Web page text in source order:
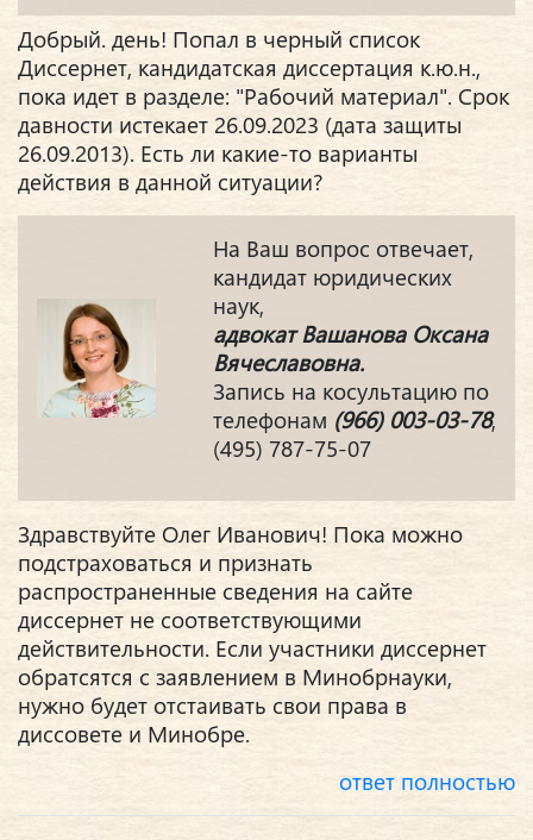
Добрый. день! Попал в черный список
Диссернет, кандидатская диссертация к.ю.н.,
пока идет в разделе: "Рабочий материал". Срок
давности истекает 26.09.2023 (дата защиты
26.09.2013). Есть ли какие-то варианты
действия в данной ситуации?
На Ваш вопрос отвечает,
кандидат юридических
наук,
адвокат Вашанова Оксана
Вячеславовна.
Запись на косультацию по
телефонам (966) 003-03-78,
(495) 787-75-07
Здравствуйте Олег Иванович! Пока можно
подстраховаться и признать
распространенные сведения на сайте
диссернет не соответствующими
действительности. Если участники диссернет
обратсятся с заявлением в Минобрнауки,
нужно будет отстаивать свои права в
диссовете и Минобре.
ответ полностью